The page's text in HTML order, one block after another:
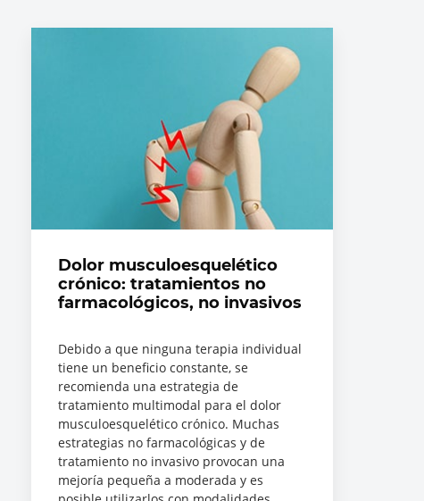
Dolor musculoesquelético
crónico: tratamientos no
farmacológicos, no invasivos
Debido a que ninguna terapia individual
tiene un beneficio constante, se
recomienda una estrategia de
tratamiento multimodal para el dolor
musculoesquelético crónico. Muchas
estrategias no farmacológicas y de
tratamiento no invasivo provocan una
mejoría pequeña a moderada y es